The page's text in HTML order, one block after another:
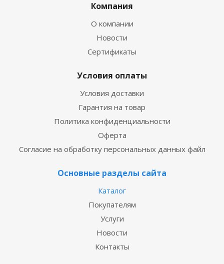
Компания
О компании
Новости
Сертификаты
Условия оплаты
Условия доставки
Гарантия на товар
Политика конфиденциальности
Оферта
Согласие на обработку персональных данных файл
Основные разделы сайта
Каталог
Покупателям
Услуги
Новости
Контакты